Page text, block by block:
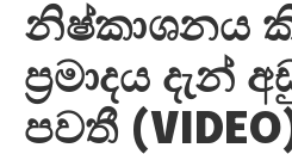
නිෂ්කාශනය
ප්‍රමාදය දැන්
පවතී